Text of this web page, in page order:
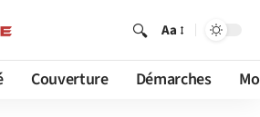
Aa
Couverture Démarches